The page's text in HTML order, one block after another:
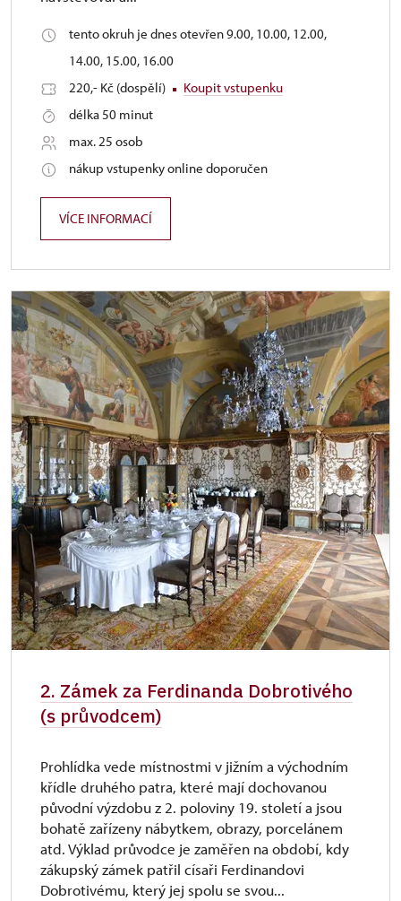
tento okruh je dnes otevřen 9.00, 10.00, 12.00,
14.00, 15.00, 16.00
220,- Kč (dospělí)
Koupit vstupenku
délka 50 minut
max. 25 osob
nákup vstupenky online doporučen
VÍCE INFORMACÍ
2. Zámek za Ferdinanda Dobrotivého
(s průvodcem)
Prohlídka vede místnostmi v jižním a východním
křídle druhého patra, které mají dochovanou
původní výzdobu z 2. poloviny 19. století a jsou
bohatě zařízeny nábytkem, obrazy, porcelánem
atd. Výklad průvodce je zaměřen na období, kdy
zákupský zámek patřil císaři Ferdinandovi
Dobrotivému, který jej spolu se svou...